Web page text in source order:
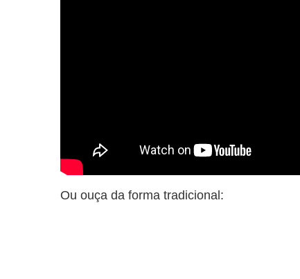
Ou ouça da forma tradicional: